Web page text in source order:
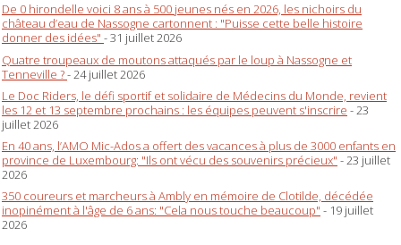
De 0 hirondelle voici 8 ans à 500 jeunes nés en 2026, les nichoirs du
château d’eau de Nassogne cartonnent : "Puisse cette belle histoire
donner des idées" - 31 juillet 2026
Quatre troupeaux de moutons attaqués par le loup à Nassogne et
Tenneville ?- 24 juillet 2026
Le Doc Riders, le défi sportif et solidaire de Médecins du Monde, revient
les 12 et 13 septembre prochains : les équipes peuvent s'inscrire - 23
juillet 2026
En 40 ans, l’AMO Mic-Ados a offert des vacances à plus de 3000 enfants en
province de Luxembourg: "Ils ont vécu des souvenirs précieux" - 23 juillet
2026
350 coureurs et marcheurs à Ambly en mémoire de Clotilde, décédée
inopinément à l'âge de 6 ans: "Cela nous touche beaucoup" - 19 juillet
2026